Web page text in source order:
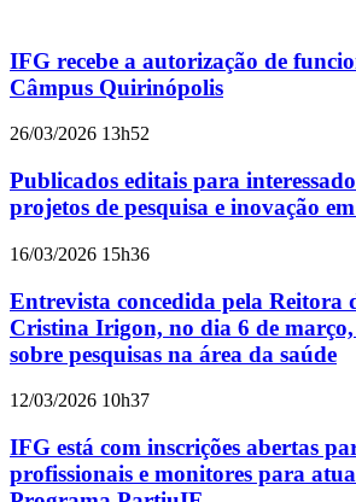
IFG recebe a autorização de
Câmpus Quirinópolis
26/03/2026 13h52
Publicados editais para
projetos de pesquisa e inovação
16/03/2026 15h36
Entrevista concedida pela Reitora
Cristina Irigon, no dia 6 de
sobre pesquisas na área da saúde
12/03/2026 10h37
IFG está com inscrições abertas
profissionais e monitores para